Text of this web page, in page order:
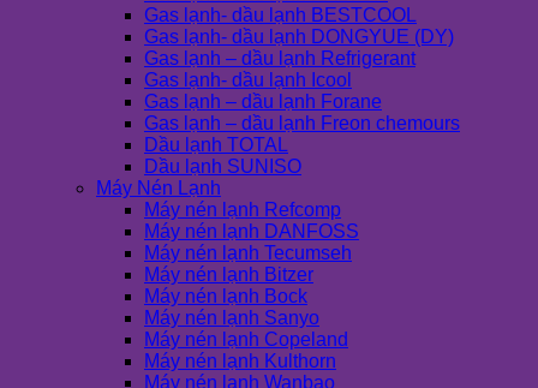
Gas lạnh- dầu lạnh BESTCOOL
Gas lạnh- dầu lạnh DONGYUE (DY)
Gas lạnh – dầu lạnh Refrigerant
Gas lạnh- dầu lạnh Icool
Gas lạnh – dầu lạnh Forane
Gas lạnh – dầu lạnh Freon chemours
Dầu lạnh TOTAL
Dầu lạnh SUNISO
Máy Nén Lạnh
Máy nén lạnh Refcomp
Máy nén lạnh DANFOSS
Máy nén lạnh Tecumseh
Máy nén lạnh Bitzer
Máy nén lạnh Bock
Máy nén lạnh Sanyo
Máy nén lạnh Copeland
Máy nén lạnh Kulthorn
Máy nén lạnh Wanbao